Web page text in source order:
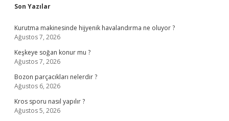
Sidebar
Son Yazılar
Kurutma makinesinde hijyenik havalandırma ne oluyor ?
Ağustos 7, 2026
Keşkeye soğan konur mu ?
Ağustos 7, 2026
Bozon parçacıkları nelerdir ?
Ağustos 6, 2026
Kros sporu nasıl yapılır ?
Ağustos 5, 2026